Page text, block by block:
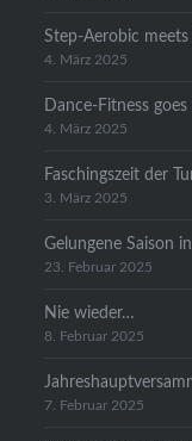
Step-Aerobic
4. März 2025
Dance-Fitness
4. März 2025
Faschingszeit der
3. März 2025
Gelungene Saison
23. Februar 2025
Nie wieder…
8. Februar 2025
7. Februar 2025